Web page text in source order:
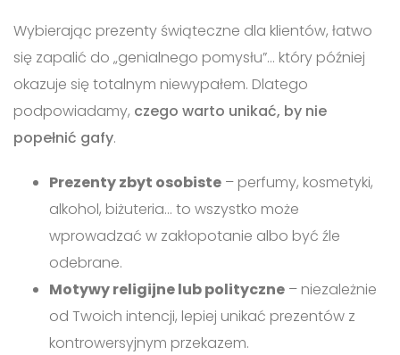
Wybierając prezenty świąteczne dla klientów, łatwo
się zapalić do „genialnego pomysłu”… który później
okazuje się totalnym niewypałem. Dlatego
podpowiadamy, czego warto unikać, by nie
popełnić gafy.
Prezenty zbyt osobiste – perfumy, kosmetyki,
alkohol, biżuteria… to wszystko może
wprowadzać w zakłopotanie albo być źle
odebrane.
Motywy religijne lub polityczne – niezależnie
od Twoich intencji, lepiej unikać prezentów z
kontrowersyjnym przekazem.